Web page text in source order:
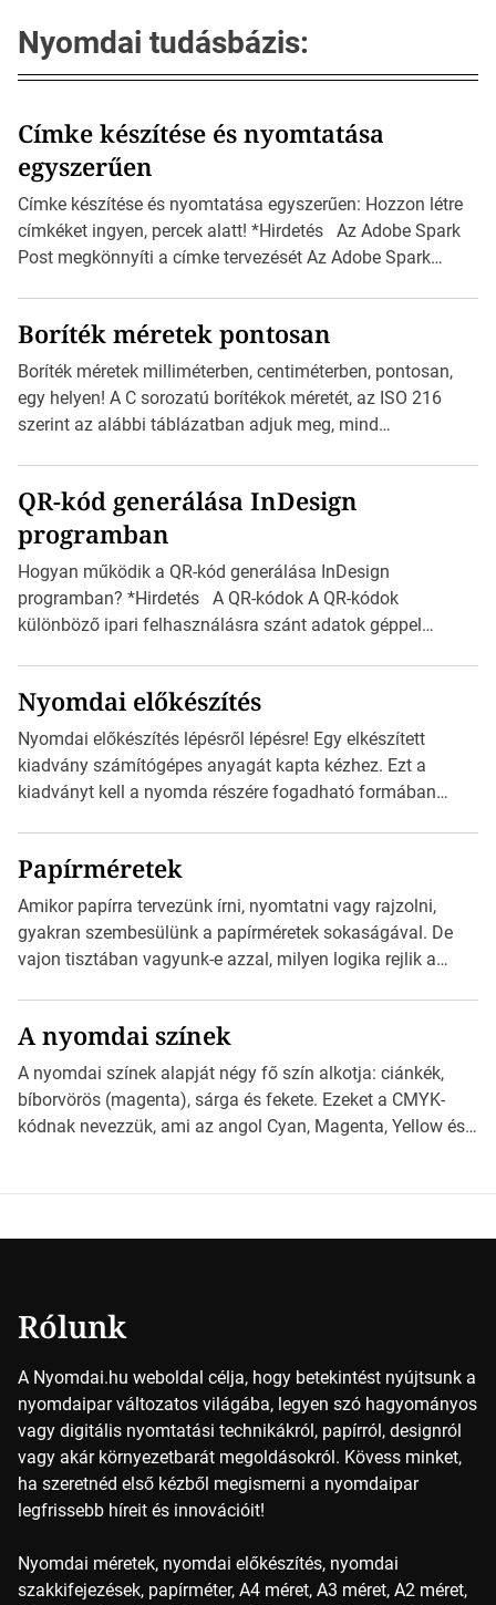
Nyomdai tudásbázis:
Címke készítése és nyomtatása
egyszerűen
Címke készítése és nyomtatása egyszerűen: Hozzon létre
címkéket ingyen, percek alatt! *Hirdetés Az Adobe Spark
Post megkönnyíti a címke tervezését Az Adobe Spark
igazán foroghatnak a kreatív fogaskerekek, miközben
zajlik a saját címke készítése. Hogyan készítsünk címkét?
Válasszon méretet és alakot: Válassza ki a kívánt címke
méretét. Akár néhány […]
Boríték méretek pontosan
Boríték méretek milliméterben, centiméterben, pontosan,
egy helyen! A C sorozatú borítékok méretét, az ISO 216
szerint az alábbi táblázatban adjuk meg, mind
mutatja az A4-es papírlaphoz viszonyítva. Az amerikai és
észak-amerikai boríték méretére az ISO 216 nem
vonatkozik. Boríték méretének táblázata C0-tól […]
QR-kód generálása InDesign
programban
Hogyan működik a QR-kód generálása InDesign
programban? *Hirdetés A QR-kódok A QR-kódok
különböző ipari felhasználásra szánt adatok géppel
okostelefonjára telepíthet egy QR-kód-leolvasó
alkalmazást, ami leolvasni és dekódolni képes az URL-
információt és átirányítja a telefon böngészőjét a cég
weblapjára. A QR-kód beolvasása után a felhasználó
Nyomdai előkészítés
Nyomdai előkészítés lépésről lépésre! Egy elkészített
kiadvány számítógépes anyagát kapta kézhez. Ezt a
kiadványt kell a nyomda részére fogadható formában
Illustratorban készült vektorgrafika. *Hirdetés Minden
esetben konzultáljunk a nyomdával, mielőtt elkezdjük a
nyomdai előkészítést!Nehogy az elkészült munka után
derüljön ki, hogy valamit másképp kellett volna csinálni! […]
Papírméretek
Amikor papírra tervezünk írni, nyomtatni vagy rajzolni,
gyakran szembesülünk a papírméretek sokaságával. De
vajon tisztában vagyunk-e azzal, milyen logika rejlik a
*Hirdetés Ebben a cikkben a papírméretek izgalmas
világába kalauzolunk el téged, hogy jobban megértsd,
milyen szempontok alapján érdemes választanod a
jövőben. Bevezetés a papírméretek világába A […]
A nyomdai színek
A nyomdai színek alapját négy fő szín alkotja: ciánkék,
bíborvörös (magenta), sárga és fekete. Ezeket a CMYK-
kódnak nevezzük, ami az angol Cyan, Magenta, Yellow és
Rólunk
A Nyomdai.hu weboldal célja, hogy betekintést nyújtsunk a
nyomdaipar változatos világába, legyen szó hagyományos
vagy digitális nyomtatási technikákról, papírról, designról
vagy akár környezetbarát megoldásokról. Kövess minket,
ha szeretnéd első kézből megismerni a nyomdaipar
legfrissebb híreit és innovációit!
Nyomdai méretek, nyomdai előkészítés, nyomdai
szakkifejezések, papírméter, A4 méret, A3 méret, A2 méret,